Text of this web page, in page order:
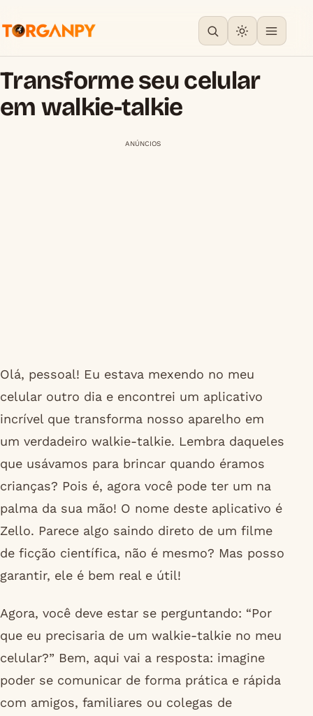
Transforme seu celular
em walkie-talkie
ANÚNCIOS
Olá, pessoal! Eu estava mexendo no meu
celular outro dia e encontrei um aplicativo
incrível que transforma nosso aparelho em
um verdadeiro walkie-talkie. Lembra daqueles
que usávamos para brincar quando éramos
crianças? Pois é, agora você pode ter um na
palma da sua mão! O nome deste aplicativo é
Zello. Parece algo saindo direto de um filme
de ficção científica, não é mesmo? Mas posso
garantir, ele é bem real e útil!
Agora, você deve estar se perguntando: “Por
que eu precisaria de um walkie-talkie no meu
celular?” Bem, aqui vai a resposta: imagine
poder se comunicar de forma prática e rápida
com amigos, familiares ou colegas de